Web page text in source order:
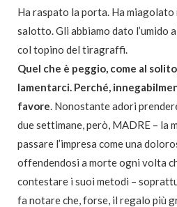
Ha raspato la porta. Ha miagolato
salotto. Gli abbiamo dato l’umido
col topino del tiragraffi.
Quel che è peggio, come al
lamentarci. Perché,
favore . Nonostante adori
due settimane, però, MADRE – la
passare l’impresa come una
offendendosi a morte ogni volta
contestare i suoi metodi –
fa notare che, forse, il regalo più